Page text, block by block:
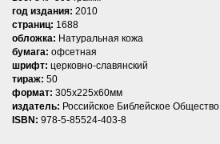
год издания: 2010
страниц: 1688
обложка: Натуральная кожа
бумага: офсетная
шрифт: церковно-славянский
тираж: 50
формат: 305x225x60мм
издатель: Российское Библейское Общество
ISBN: 978-5-85524-403-8